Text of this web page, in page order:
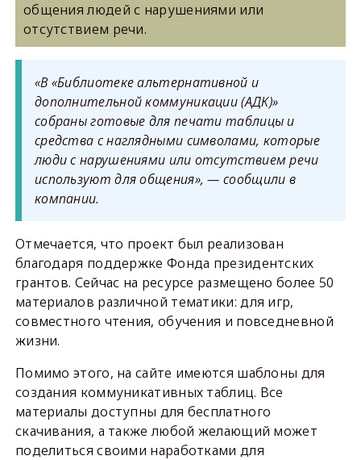
общения людей с нарушениями или
отсутствием речи.
«В «Библиотеке альтернативной и
дополнительной коммуникации (АДК)»
собраны готовые для печати таблицы и
средства с наглядными символами, которые
люди с нарушениями или отсутствием речи
используют для общения», — сообщили в
компании.
Отмечается, что проект был реализован
благодаря поддержке Фонда президентских
грантов. Сейчас на ресурсе размещено более 50
материалов различной тематики: для игр,
совместного чтения, обучения и повседневной
жизни.
Помимо этого, на сайте имеются шаблоны для
создания коммуникативных таблиц. Все
материалы доступны для бесплатного
скачивания, а также любой желающий может
поделиться своими наработками для